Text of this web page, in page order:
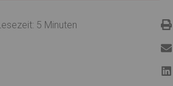
5 Minuten